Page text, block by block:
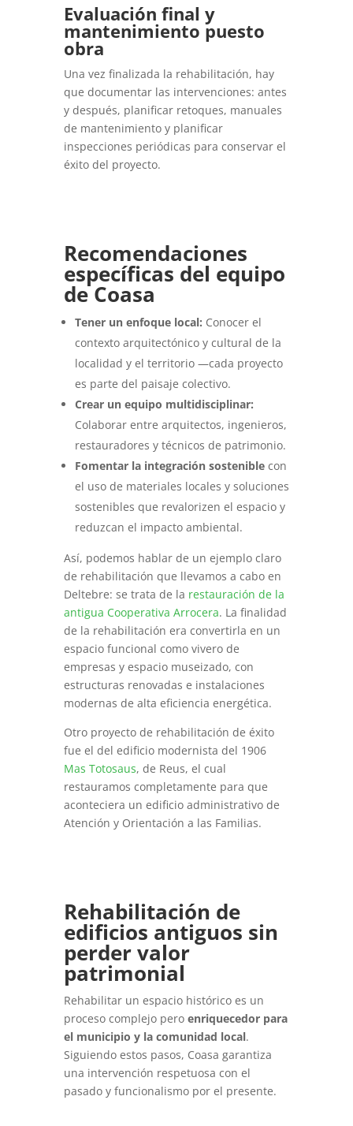
Evaluación final y
mantenimiento puesto
obra
Una vez finalizada la rehabilitación, hay
que documentar las intervenciones: antes
y después, planificar retoques, manuales
de mantenimiento y planificar
inspecciones periódicas para conservar el
éxito del proyecto.
Recomendaciones
específicas del equipo
de Coasa
Tener un enfoque local: Conocer el
contexto arquitectónico y cultural de la
localidad y el territorio —cada proyecto
es parte del paisaje colectivo.
Crear un equipo multidisciplinar:
Colaborar entre arquitectos, ingenieros,
restauradores y técnicos de patrimonio.
Fomentar la integración sosteniblecon
el uso de materiales locales y soluciones
sostenibles que revalorizen el espacio y
reduzcan el impacto ambiental.
Así, podemos hablar de un ejemplo claro
de rehabilitación que llevamos a cabo en
Deltebre: se trata de la restauración de la
antigua Cooperativa Arrocera. La finalidad
de la rehabilitación era convertirla en un
espacio funcional como vivero de
empresas y espacio museizado, con
estructuras renovadas e instalaciones
modernas de alta eficiencia energética.
Otro proyecto de rehabilitación de éxito
fue el del edificio modernista del 1906
Mas Totosaus, de Reus, el cual
restauramos completamente para que
aconteciera un edificio administrativo de
Atención y Orientación a las Familias.
Rehabilitación de
edificios antiguos sin
perder valor
patrimonial
Rehabilitar un espacio histórico es un
proceso complejo pero enriquecedor para
el municipio y la comunidad local.
Siguiendo estos pasos, Coasa garantiza
una intervención respetuosa con el
pasado y funcionalismo por el presente.